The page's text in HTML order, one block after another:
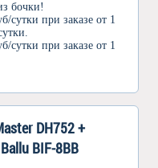
бочки!
сутки при заказе от 1
сутки при заказе от 1
DH752 +
BIF-8BB